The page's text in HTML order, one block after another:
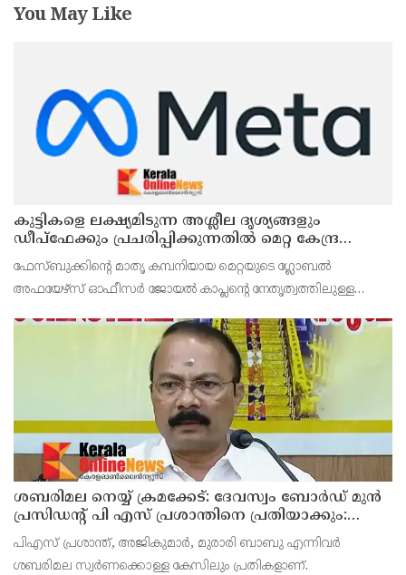
You May Like
കുട്ടികളെ ലക്ഷ്യമിടുന്ന അശ്ലീല ദൃശ്യങ്ങളും
ഡീപ്ഫേക്കും പ്രചരിപ്പിക്കുന്നതില്‍ മെറ്റ കേന്ദ്രത്തോട്
മാപ്പ് പറഞ്ഞു
ഫേസ്ബുക്കിന്റെ മാതൃ കമ്പനിയായ മെറ്റയുടെ ഗ്ലോബല്‍
അഫയേഴ്‌സ് ഓഫീസര്‍ ജോയല്‍ കാപ്ലന്റെ നേതൃത്വത്തിലുള്ള
കൂടിക്കാഴ്ചയില്‍ ശക്തമായ മുന്നറിയിപ്പാണ് നല്‍കിയ
ശബരിമല നെയ്യ് ക്രമക്കേട്: ദേവസ്വം ബോര്‍ഡ് മുന്‍
പ്രസിഡന്റ് പി എസ് പ്രശാന്തിനെ പ്രതിയാക്കും:
ദേവസ്വം വിജിലന്‍സ്
പിഎസ് പ്രശാന്ത്, അജികുമാര്‍, മുരാരി ബാബു എന്നിവര്‍
ശബരിമല സ്വര്‍ണക്കൊള്ള കേസിലും പ്രതികളാണ്.